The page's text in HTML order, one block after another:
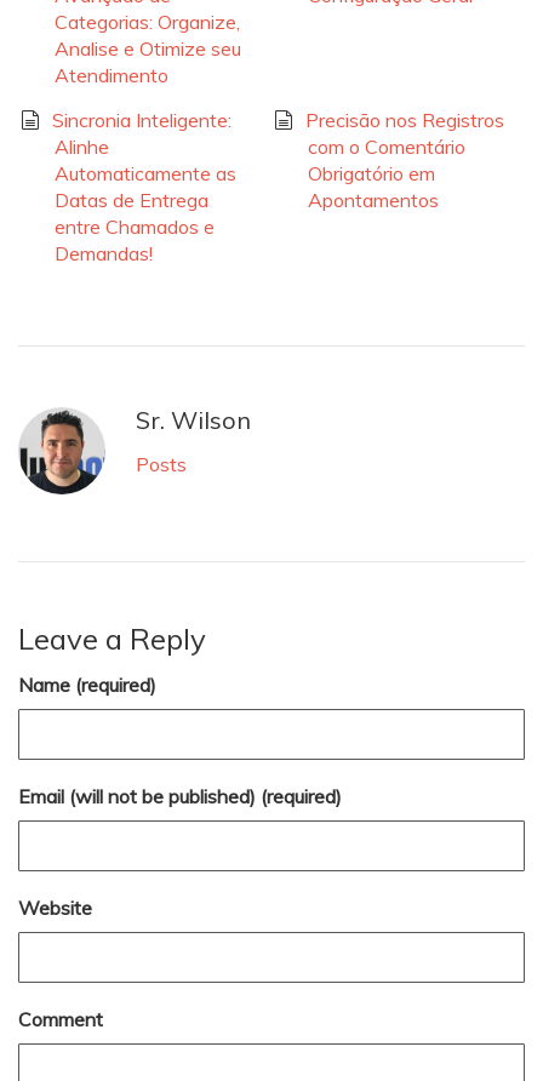
Categorias: Organize,
Analise e Otimize seu
Atendimento
Sincronia Inteligente:
Alinhe
Automaticamente as
Datas de Entrega
entre Chamados e
Demandas!
Precisão nos Registros
com o Comentário
Obrigatório em
Apontamentos
Sr. Wilson
Posts
Leave a Reply
Name (required)
Email (will not be published) (required)
Website
Comment